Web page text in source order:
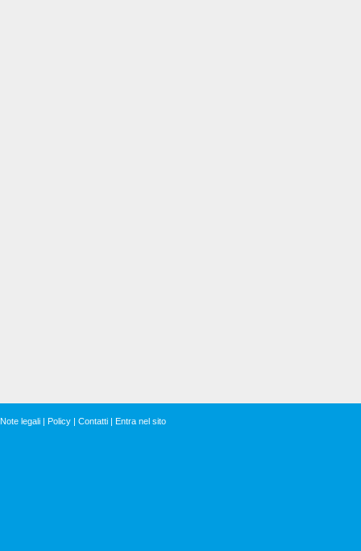
Note legali | Policy | Contatti | Entra nel sito